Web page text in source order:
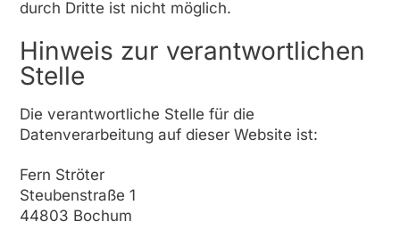
durch Dritte ist nicht möglich.
Hinweis zur verantwortlichen
Stelle
Die verantwortliche Stelle für die
Datenverarbeitung auf dieser Website ist:
Fern Ströter
Steubenstraße 1
44803 Bochum